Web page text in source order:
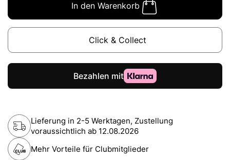
In den Warenkorb
Click & Collect
Lieferung in 2-5 Werktagen, Zustellung
voraussichtlich ab 12.08.2026
Mehr Vorteile für Clubmitglieder